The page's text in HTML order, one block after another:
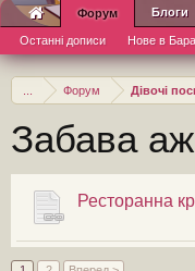
Форум Дівочі
Забава
Ресторанна
Форум
Останні дописи Нове в
Блоги